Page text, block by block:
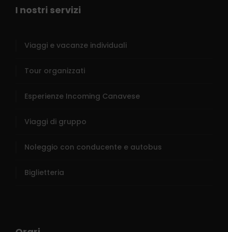
I nostri servizi
Viaggi e vacanze individuali
Tour organizzati
Esperienze Incoming Canavese
Viaggi di gruppo
Noleggio con conducente e autobus
Biglietteria